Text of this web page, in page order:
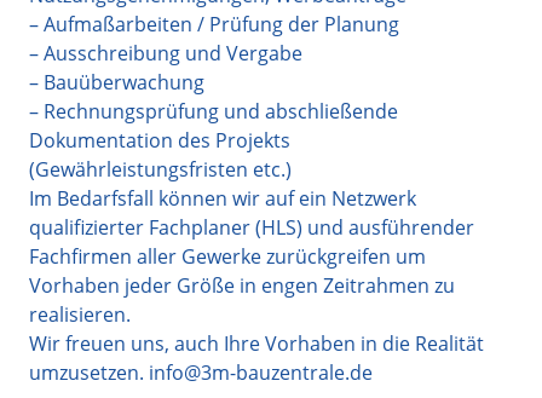
– Aufmaßarbeiten / Prüfung der Planung
– Ausschreibung und Vergabe
– Bauüberwachung
– Rechnungsprüfung und abschließende
Dokumentation des Projekts
(Gewährleistungsfristen etc.)
Im Bedarfsfall können wir auf ein Netzwerk
qualifizierter Fachplaner (HLS) und ausführender
Fachfirmen aller Gewerke zurückgreifen um
Vorhaben jeder Größe in engen Zeitrahmen zu
realisieren.
Wir freuen uns, auch Ihre Vorhaben in die Realität
umzusetzen. info@3m-bauzentrale.de